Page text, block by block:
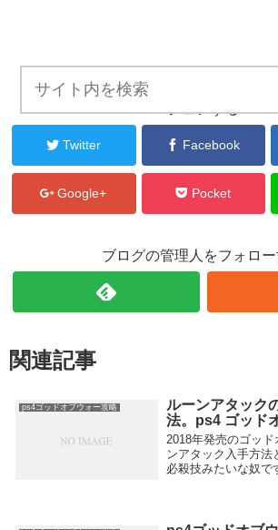
シェアする
Twitter Facebook
Google+ Pocket
ブログの管理人をフォロー
関連記事
ps4ゴッドオブウォー攻略
ルーンアタック
法。ps4 ゴッド
2018年発売のゴッ
ンアタック入手方法
必殺技みたいな奴で